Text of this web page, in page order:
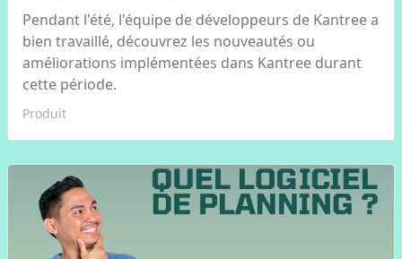
Pendant l'été, l'équipe de développeurs de Kantree a
bien travaillé, découvrez les nouveautés ou
améliorations implémentées dans Kantree durant
cette période.
Produit